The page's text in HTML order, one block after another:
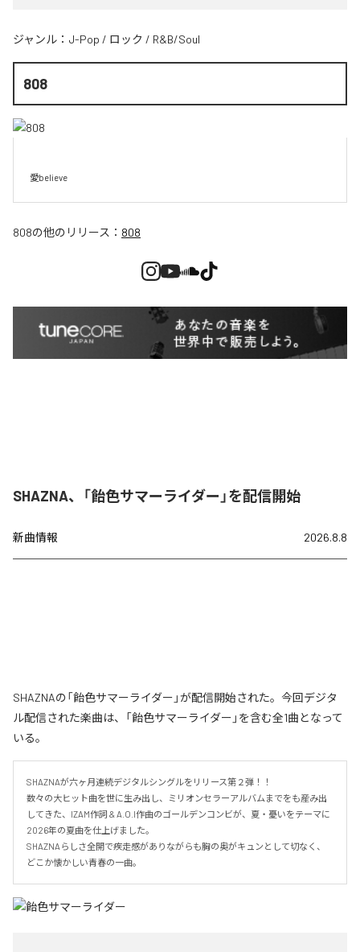
ジャンル： J-Pop / ロック / R&B/Soul
808
愛believe
808の他のリリース： 808
SHAZNA、「飴色サマーライダー」を配信開始
新曲情報 2026.8.8
SHAZNAの「飴色サマーライダー」が配信開始された。今回デジタ
ル配信された楽曲は、「飴色サマーライダー」を含む全1曲となって
いる。
SHAZNAが六ヶ月連続デジタルシングルをリリース第２弾！！
数々の大ヒット曲を世に生み出し、ミリオンセラーアルバムまでをも産み出
してきた、IZAM作詞 & A.O.I作曲のゴールデンコンビが、夏・憂いをテーマに
2026年の夏曲を仕上げました。
SHAZNAらしさ全開で疾走感がありながらも胸の奥がキュンとして切なく、
どこか懐かしい青春の一曲。